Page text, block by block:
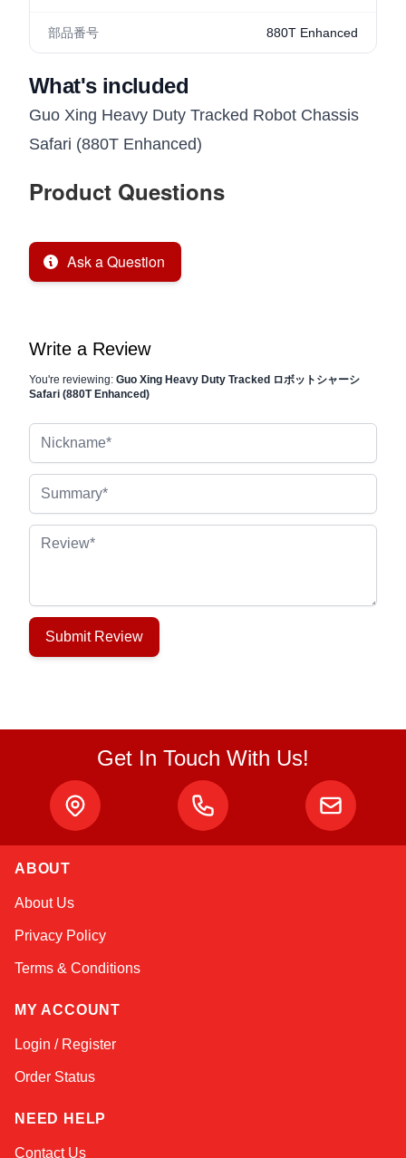
部品番号 880T Enhanced
What's included
Guo Xing Heavy Duty Tracked Robot Chassis
Safari (880T Enhanced)
Product Questions
Ask a Question
Write a Review
You're reviewing: Guo Xing Heavy Duty Tracked ロボットシャーシ
Safari (880T Enhanced)
Review
Submit Review
Get In Touch With Us!
ABOUT
About Us
Privacy Policy
Terms & Conditions
MY ACCOUNT
Login / Register
Order Status
NEED HELP
Contact Us